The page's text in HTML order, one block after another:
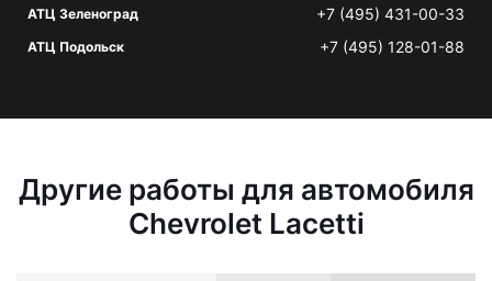
АТЦ Зеленоград +7 (495) 431-00-33
АТЦ Подольск +7 (495) 128-01-88
Другие работы для автомобиля
Chevrolet Lacetti